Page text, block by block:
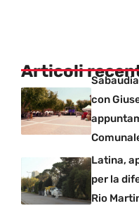
Articoli
con
Latina,
per la
Rio